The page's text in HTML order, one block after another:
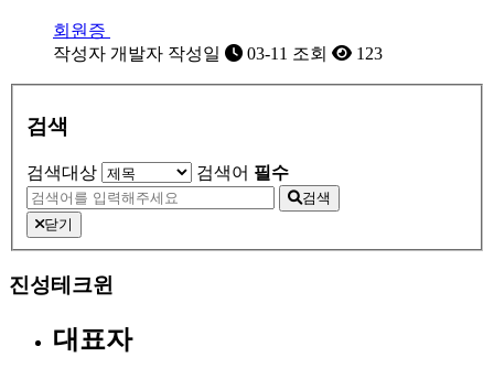
회원증
작성자 개발자 작성일 03-11 조회 123
검색
검색대상 검색어 필수
검색
닫기
진성테크윈
대표자